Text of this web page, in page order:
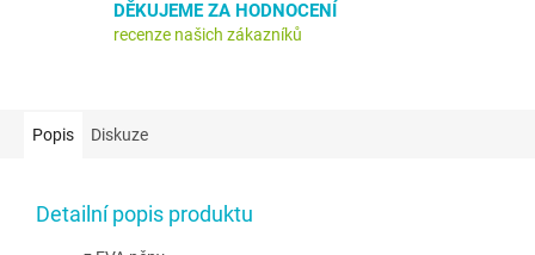
DĚKUJEME ZA HODNOCENÍ
recenze našich zákazníků
Popis Diskuze
Detailní popis produktu